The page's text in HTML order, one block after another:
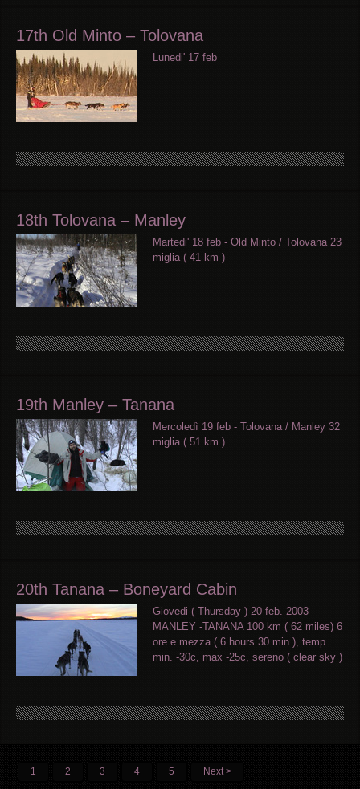
17th Old Minto – Tolovana
Lunedi' 17 feb
18th Tolovana – Manley
Martedi' 18 feb - Old Minto / Tolovana 23
miglia ( 41 km )
19th Manley – Tanana
Mercoledì 19 feb - Tolovana / Manley 32
miglia ( 51 km )
20th Tanana – Boneyard Cabin
Giovedi ( Thursday ) 20 feb. 2003
MANLEY -TANANA 100 km ( 62 miles) 6
ore e mezza ( 6 hours 30 min ), temp.
min. -30c, max -25c, sereno ( clear sky )
1 2 3 4 5 Next >